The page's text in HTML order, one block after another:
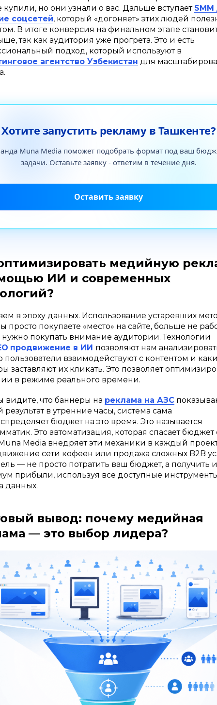
купили, но они узнали о вас. Дальше вступает SMM
соцсетей, который «догоняет» этих людей
В итоге конверсия на финальном этапе
так как аудитория уже прогрета. Это и есть
подход, который используют в
агентство Узбекистан для
Хотите запустить рекламу в Ташкенте?
Muna Media поможет подобрать формат под ваш
задачи. Оставьте заявку - ответим в течение дня.
Оставить заявку
медийную
ИИ и современных
в эпоху данных. Использование устаревших
просто покупаете «место» на сайте, больше не
покупать внимание аудитории. Технологии
продвижение в ИИ позволяют нам
взаимодействуют с контентом и
заставляют их кликать. Это позволяет
в режиме реального времени.
видите, что баннеры на реклама на АЗС
в утренние часы, система сама
бюджет на это время. Это называется
Это автоматизация, которая спасает бюджет
Media внедряет эти механики в каждый
сети кофеен или продажа сложных B2B
— не просто потратить ваш бюджет, а получить
прибыли, используя все доступные
данных.
вывод: почему медийная
— это выбор лидера?